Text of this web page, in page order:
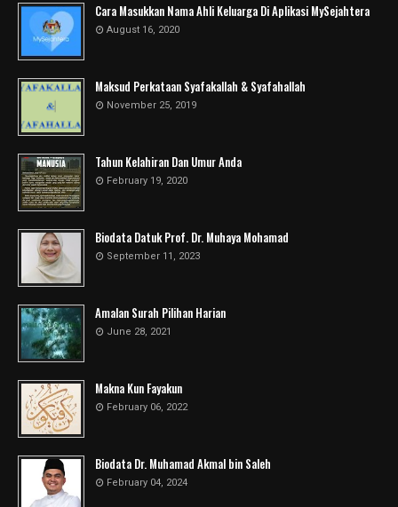
Cara Masukkan Nama Ahli Keluarga Di Aplikasi MySejahtera
August 16, 2020
Maksud Perkataan Syafakallah & Syafahallah
November 25, 2019
Tahun Kelahiran Dan Umur Anda
February 19, 2020
Biodata Datuk Prof. Dr. Muhaya Mohamad
September 11, 2023
Amalan Surah Pilihan Harian
June 28, 2021
Makna Kun Fayakun
February 06, 2022
Biodata Dr. Muhamad Akmal bin Saleh
February 04, 2024